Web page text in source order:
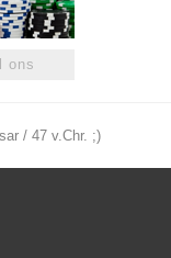
ons
/ 47 v.Chr. ;)